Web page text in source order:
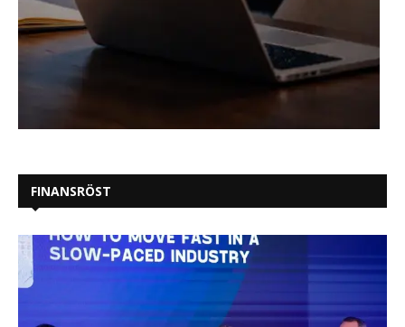
FINANSRÖST